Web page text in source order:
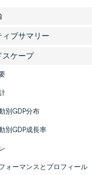
ィブサマリー
スケープ
別GDP分布
別GDP成長率
ォーマンスとプロフィール